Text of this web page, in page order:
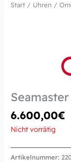
Start / Uhren /
6.600,00€
Nicht vorrätig
Artikelnummer: